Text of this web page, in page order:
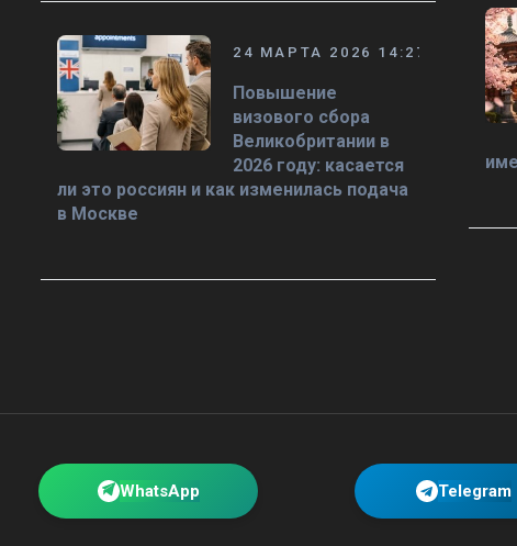
24 МАРТА 2026 14:27
Повышение
визового сбора
Великобритании в
2026 году: касается
ли это россиян и как изменилась подача
в Москве
WhatsApp Telegram